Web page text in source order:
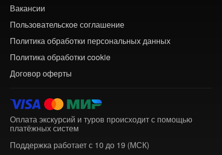
Вакансии
Пользовательское соглашение
Политика обработки персональных данных
Политика обработки cookie
Договор оферты
Оплата экскурсий и туров происходит с помощью
платёжных систем
Поддержка работает с 10 до 19 (МСК)